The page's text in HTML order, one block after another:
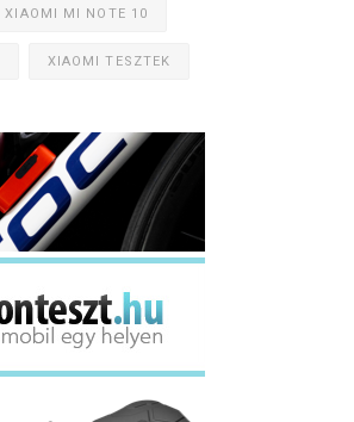
XIAOMI MI NOTE 10
XIAOMI TESZTEK